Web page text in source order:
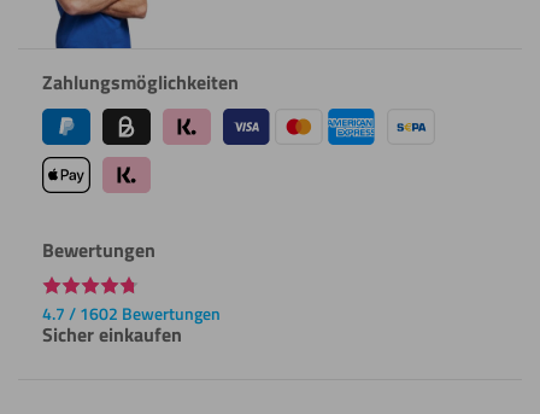
Zahlungsmöglichkeiten
Bewertungen
4.7 / 1602 Bewertungen
Sicher einkaufen